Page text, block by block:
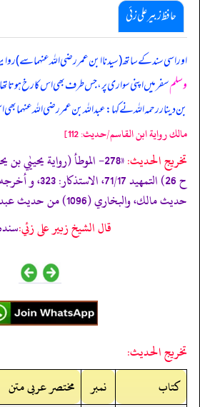
حافظ زبیر علی زئی
اور اسی سند کے ساتھ (سیدنا ابن عمر رضی اللہ عنہما سے)
وسلمسفر میں اپنی سواری پر، جس طرف بھی اس کا رخ ہوتا
بن دینار رحمہ اللہ نے کہا: عبداللہ بن عمر رضی اللہ
مالك رواية ابن القاسم/حدیث: 112]
تخریج الحدیث:
حديث مالك، والبخاري (1096) من حديث عبداللٰه بن دينار به.»
قال الشيخ زبير على زئي:
تخريج الحديث:
کتاب
نمبر
مختصر عربی متن